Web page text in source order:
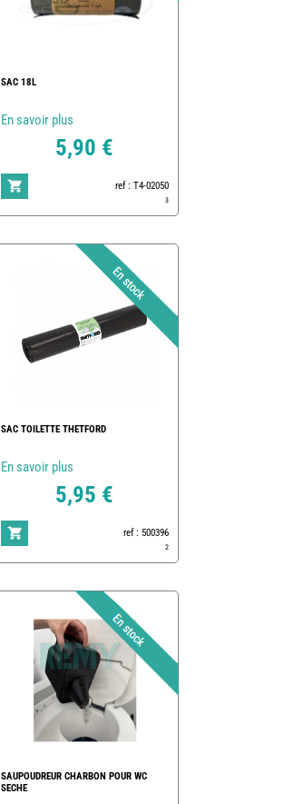
SAC 18L
En savoir plus
5,90 €
ref : T4-02050
3
SAC TOILETTE THETFORD
En savoir plus
5,95 €
ref : 500396
2
SAUPOUDREUR CHARBON POUR WC
SECHE